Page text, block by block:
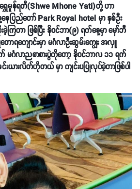
ေမှုန်ရတီ(Shwe Mhone Yati)တို့ ဟာ
ပြည်တော် Park Royal hotel မှာ နှစ်ဦး
တာ ဖြစ်ပြီး နိုဝင်ဘာ(၉) ရက်နေ့မှာ မှော်ဘီ
ာရကျောင်းမှာ မင်္ဂလာဦးဆွမ်းကျွေး အလှူ
မင်္ဂလာညစာစားပွဲကိုတော့ နိုဝင်ဘာလ ၁၁ ရက်
ယားလိတ်ဟိုတယ် မှာ ကျင်းပပြုလုပ်ခဲ့တာဖြစ်ပါ